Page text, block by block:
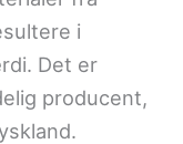
i
Det er
producent,